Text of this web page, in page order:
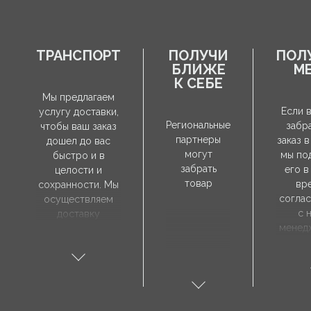
ТРАНСПОРТ
Мы предлагаем
услугу доставки,
чтобы ваш заказ
дошел до вас
быстро и в
целости и
сохранности. Мы
осуществляем
доставку
вами адресу, а
ПОЛУЧИ
БЛИЖЕ
К СЕБЕ
Региональные
партнеры
могут
забрать
товар
Если
заказ
мы
его в
с